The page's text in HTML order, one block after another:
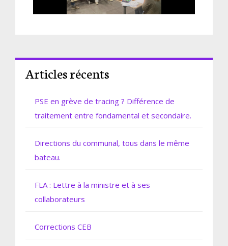
Articles récents
PSE en grève de tracing ? Différence de
traitement entre fondamental et secondaire.
Directions du communal, tous dans le même
bateau.
FLA : Lettre à la ministre et à ses
collaborateurs
Corrections CEB